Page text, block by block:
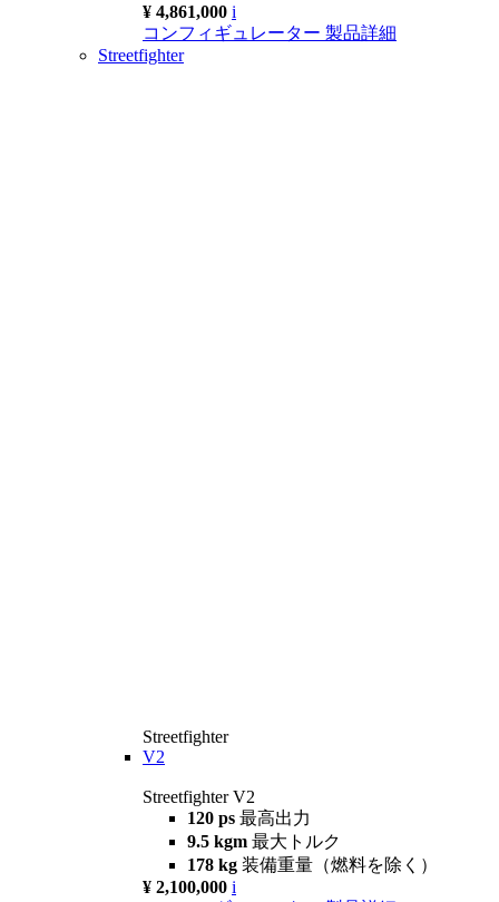
¥ 4,861,000 i
コンフィギュレーター 製品詳細
Streetfighter
Streetfighter
V2
Streetfighter V2
120 ps 最高出力
9.5 kgm 最大トルク
178 kg 装備重量（燃料を除く）
¥ 2,100,000 i